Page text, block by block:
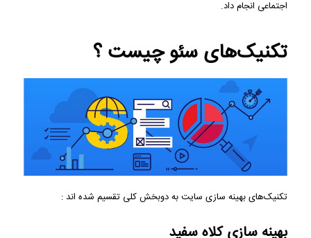
اجتماعی انجام داد.
تکنیک‌های سئو چیست ؟
تکنیک‌های بهینه سازی سایت به دوبخش کلی تقسیم شده اند :
بهینه سازی کلاه سفید